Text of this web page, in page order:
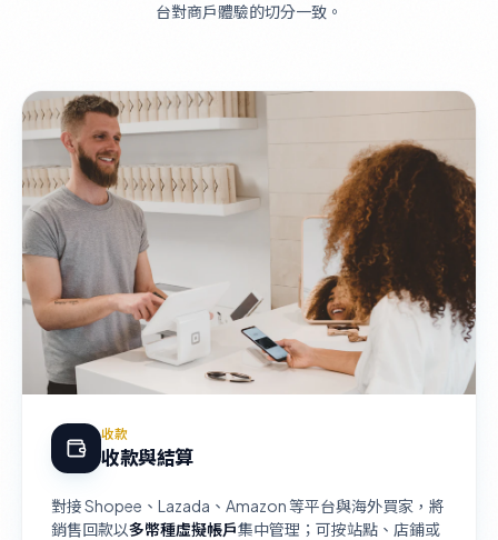
台對商戶體驗的切分一致。
收款
收款與結算
對接 Shopee、Lazada、Amazon 等平台與海外買家，將
銷售回款以多幣種虛擬帳戶集中管理；可按站點、店鋪或